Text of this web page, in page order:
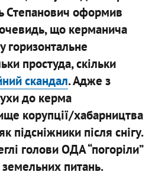
Степанович оформив
що керманича
горизонтальне
простуда, скільки
скандал. Адже з
до керма
корупції/хабарництва
підсніжники після снігу.
голови ОДА “погоріли”
питань.